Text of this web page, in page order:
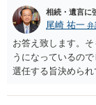
相続・遺言に
尾崎 祐一 弁
お答え致します。
うになっているの
選任する旨決めら
し，団地と貴殿と